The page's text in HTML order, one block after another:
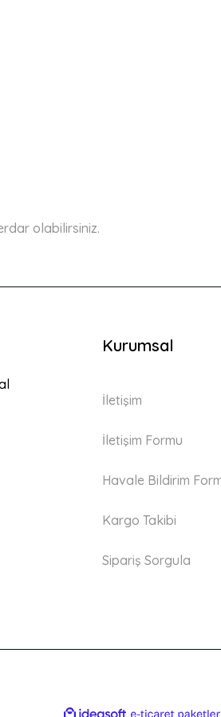
olabilirsiniz.
Kurumsal
İletişim
İletişim Formu
Havale Bildirim
Kargo Takibi
Sipariş Sorgula
ideasoft